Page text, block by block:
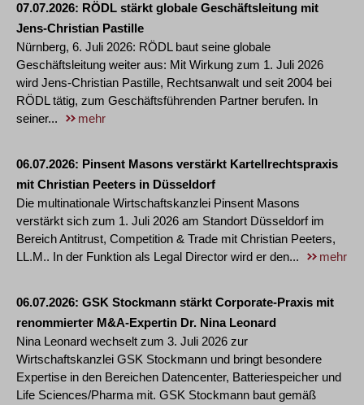
07.07.2026 RÖDL stärkt globale Geschäftsleitung mit
Jens-Christian Pastille
Nürnberg, 6. Juli 2026: RÖDL baut seine globale
Geschäftsleitung weiter aus: Mit Wirkung zum 1. Juli 2026
wird Jens-Christian Pastille, Rechtsanwalt und seit 2004 bei
RÖDL tätig, zum Geschäftsführenden Partner berufen. In
seiner...
mehr
06.07.2026 Pinsent Masons verstärkt Kartellrechtspraxis
mit Christian Peeters in Düsseldorf
Die multinationale Wirtschaftskanzlei Pinsent Masons
verstärkt sich zum 1. Juli 2026 am Standort Düsseldorf im
Bereich Antitrust, Competition & Trade mit Christian Peeters,
LL.M.. In der Funktion als Legal Director wird er den...
mehr
06.07.2026 GSK Stockmann stärkt Corporate-Praxis mit
renommierter M&A-Expertin Dr. Nina Leonard
Nina Leonard wechselt zum 3. Juli 2026 zur
Wirtschaftskanzlei GSK Stockmann und bringt besondere
Expertise in den Bereichen Datencenter, Batteriespeicher und
Life Sciences/Pharma mit. GSK Stockmann baut gemäß